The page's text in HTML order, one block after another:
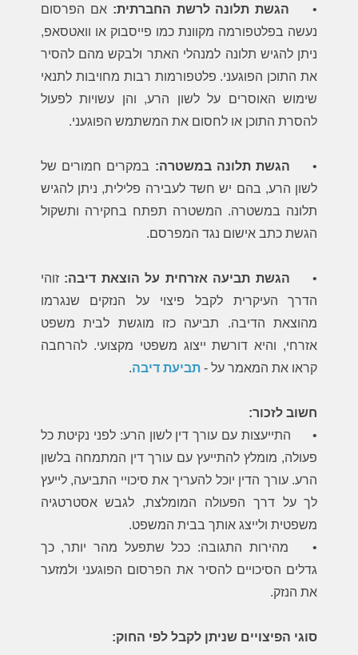
• הגשת תלונה לרשת החברתית: אם הפרסום
נעשה בפלטפורמה מקוונת כמו פייסבוק או וואטסאפ,
ניתן להגיש תלונה למנהלי האתר ולבקש מהם להסיר
את התוכן הפוגעני. פלטפורמות רבות מחויבות לתנאי
שימוש האוסרים על לשון הרע, והן עשויות לפעול
להסרת התוכן או לחסום את המשתמש הפוגעני.
• הגשת תלונה במשטרה: במקרים חמורים של
לשון הרע, בהם יש חשד לעבירה פלילית, ניתן להגיש
תלונה במשטרה. המשטרה תפתח בחקירה ותשקול
הגשת כתב אישום נגד המפרסם.
• הגשת תביעה אזרחית על הוצאת דיבה: זוהי
הדרך העיקרית לקבל פיצוי על הנזקים שנגרמו
מהוצאת הדיבה. תביעה כזו מוגשת לבית משפט
אזרחי, והיא דורשת ייצוג משפטי מקצועי. להרחבה
קראו את המאמר על - תביעת דיבה.
חשוב לזכור:
•
התייעצות עם עורך דין לשון הרע: לפני נקיטת כל
פעולה, מומלץ להתייעץ עם עורך דין המתמחה בלשון
הרע. עורך הדין יוכל להעריך את סיכויי התביעה, לייעץ
לך על דרך הפעולה המומלצת, לגבש אסטרטגיה
משפטית ולייצג אותך בבית המשפט.
•
מהירות התגובה: ככל שתפעל מהר יותר, כך
גדלים הסיכויים להסיר את הפרסום הפוגעני ולמזער
את הנזק.
סוגי הפיצויים שניתן לקבל לפי החוק: